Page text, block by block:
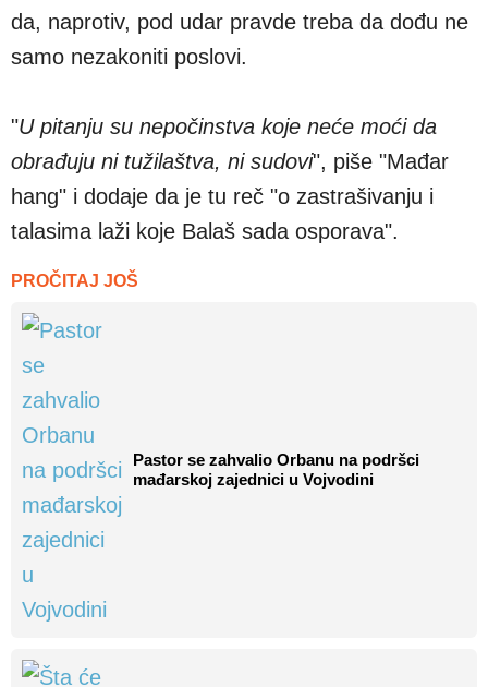
da, naprotiv, pod udar pravde treba da dođu ne
samo nezakoniti poslovi.
"U pitanju su nepočinstva koje neće moći da
obrađuju ni tužilaštva, ni sudovi", piše "Mađar
hang" i dodaje da je tu reč "o zastrašivanju i
talasima laži koje Balaš sada osporava".
PROČITAJ JOŠ
Pastor se zahvalio Orbanu na podršci
mađarskoj zajednici u Vojvodini